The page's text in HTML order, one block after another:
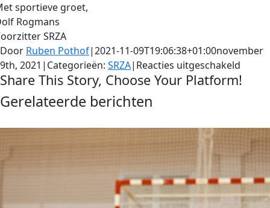
sportieve groet,
Rogmans
SRZA
Door Ruben Pothof|2021-11-09T19:06:38+01:00november
9th, 2021 | Categorieën: SRZA| Reacties uitgeschakeld
Er
zijn
bij
Share This Story, Choose Your Platform!
Facebook
X
Reddit
LinkedIn
Pinterest
Vk
Gerelateerde berichten